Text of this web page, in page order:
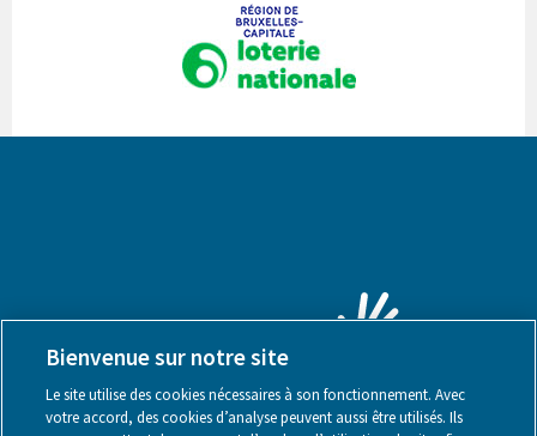
Bienvenue sur notre site
Le site utilise des cookies nécessaires à son fonctionnement. Avec
votre accord, des cookies d’analyse peuvent aussi être utilisés. Ils